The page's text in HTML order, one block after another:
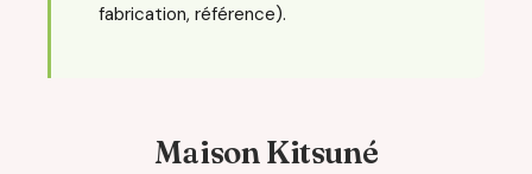
fabrication, référence).
Maison Kitsuné